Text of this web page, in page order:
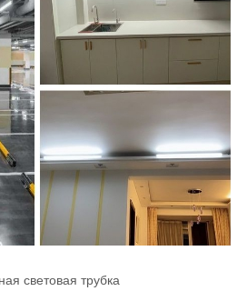
световая трубка